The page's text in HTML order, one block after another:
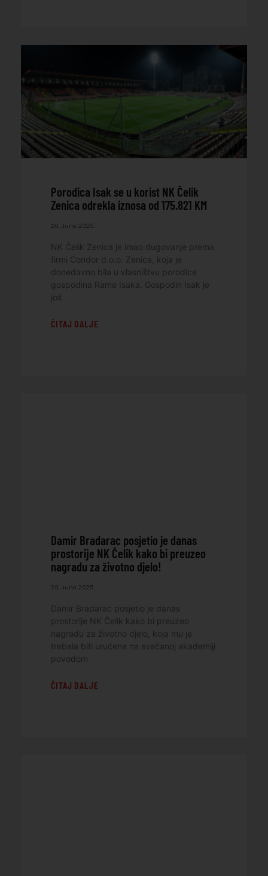
Porodica Isak se u korist NK Čelik
Zenica odrekla iznosa od 175.821 KM
20. Juna 2025.
NK Čelik Zenica je imao dugovanje prema
firmi Condor d.o.o. Zenica, koja je
donedavno bila u vlasništvu porodice
gospodina Rame Isaka. Gospodin Isak je
još
ČITAJ DALJE
Damir Bradarac posjetio je danas
prostorije NK Čelik kako bi preuzeo
nagradu za životno djelo!
29. Juna 2025.
Damir Bradarac posjetio je danas
prostorije NK Čelik kako bi preuzeo
nagradu za životno djelo, koja mu je
trebala biti uručena na svečanoj akademiji
povodom
ČITAJ DALJE